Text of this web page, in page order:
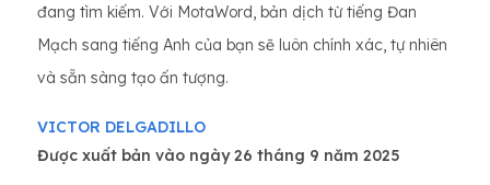
đang tìm kiếm. Với MotaWord, bản dịch từ tiếng Đan
Mạch sang tiếng Anh của bạn sẽ luôn chính xác, tự nhiên
và sẵn sàng tạo ấn tượng.
VICTOR DELGADILLO
Được xuất bản vào ngày 26 tháng 9 năm 2025